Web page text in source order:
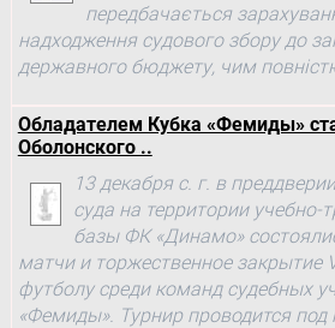
передбачається
надходження судового збору до
державного бюджету, чим
Обладателем Кубка «Фемиды»
Оболонского ..
13 декабря с. г. в
суда на территории учебно-
базы ФК «Динамо»
матчи и торжественное закрытие
футболу среди команд судебных
«Фемиды». Турнир проводится